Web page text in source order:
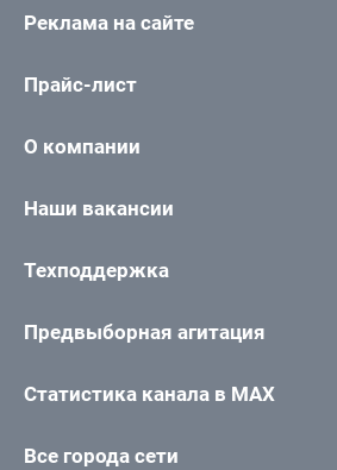
Реклама на сайте
Прайс-лист
О компании
Наши вакансии
Техподдержка
Предвыборная агитация
Статистика канала в MAX
Все города сети